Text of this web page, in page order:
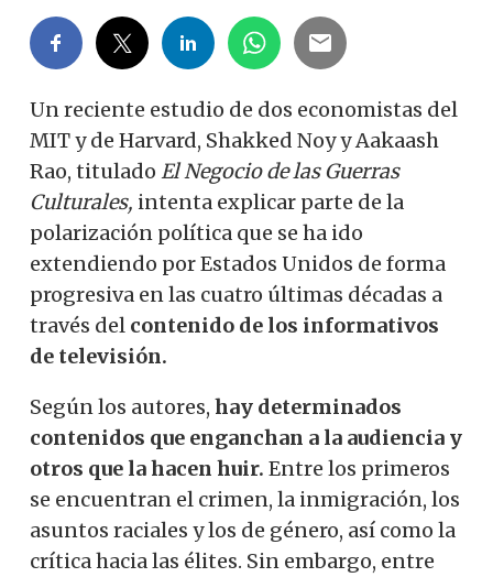
Un reciente estudio de dos economistas del
MIT y de Harvard, Shakked Noy y Aakaash
Rao, titulado El Negocio de las Guerras
Culturales, intenta explicar parte de la
polarización política que se ha ido
extendiendo por Estados Unidos de forma
progresiva en las cuatro últimas décadas a
través del contenido de los informativos
de televisión.
Según los autores, hay determinados
contenidos que enganchan a la audiencia y
otros que la hacen huir. Entre los primeros
se encuentran el crimen, la inmigración, los
asuntos raciales y los de género, así como la
crítica hacia las élites. Sin embargo, entre